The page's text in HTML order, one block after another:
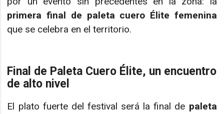
primera final de paleta cuero Élite femenina
que se celebra en el territorio.
Final de Paleta Cuero Élite, un encuentro
de alto nivel
El plato fuerte del festival será la final de paleta